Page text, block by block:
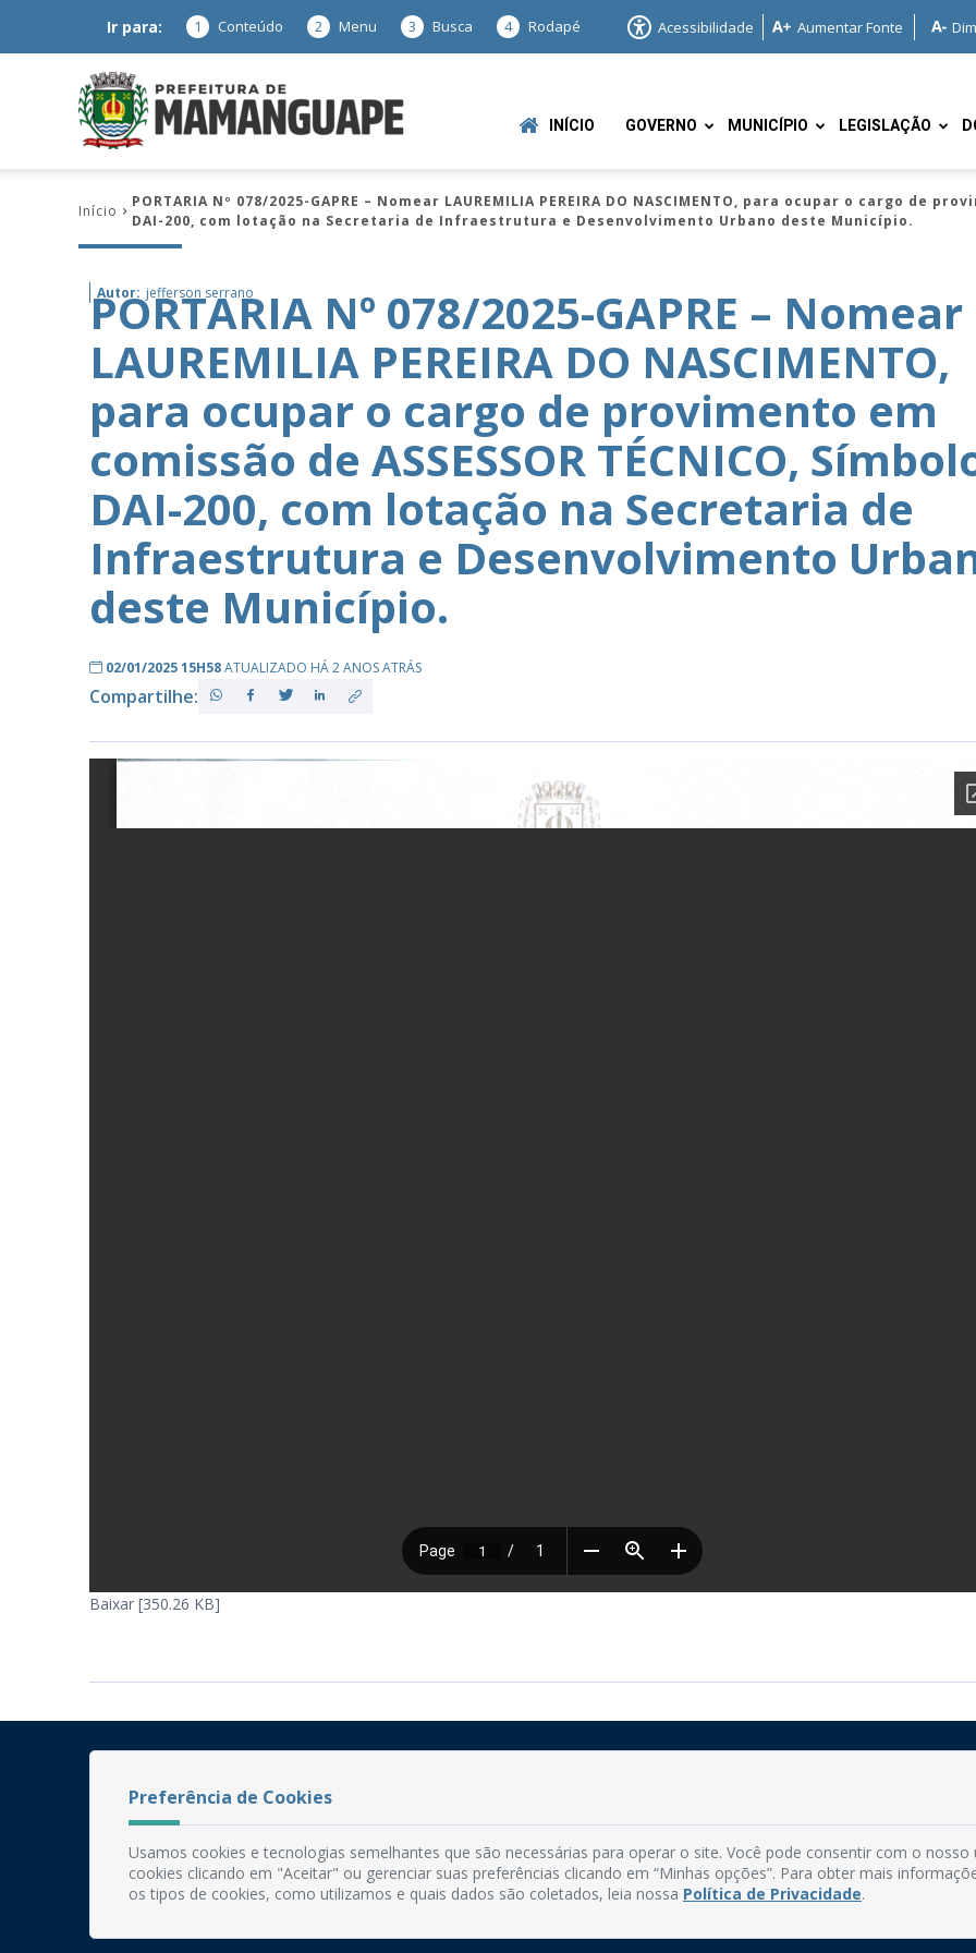
Ir para: 1 Conteúdo 2 Menu 3 Busca 4 Rodapé Acessibilidade Aumentar Fonte
de
–
PB
INÍCIO GOVERNO MUNICÍPIO LEGISLAÇÃO
Início
PORTARIA Nº 078/2025-GAPRE – Nomear LAUREMILIA PEREIRA DO NASCIMENTO, para ocupar o cargo de
DAI-200, com lotação na Secretaria de Infraestrutura e Desenvolvimento Urbano deste Município.
Autor: jefferson serrano
PORTARIA Nº 078/2025-GAPRE – Nomear
LAUREMILIA PEREIRA DO NASCIMENTO,
para ocupar o cargo de provimento em
comissão de ASSESSOR TÉCNICO,
DAI-200, com lotação na Secretaria de
Infraestrutura e Desenvolvimento
deste Município.
02/01/2025 15H58ATUALIZADO HÁ 2 ANOS ATRÁS
Compartilhe:
Baixar [350.26 KB]
Fone: (83) 3292-2246
Email: comunicacao@mamanguape.pb.gov.br
Expediente: Segunda à Sexta, das 08h às 13h
Preferência de Cookies
Usamos cookies e tecnologias semelhantes que são necessárias para operar o site. Você pode consentir com o nosso
cookies clicando em "Aceitar" ou gerenciar suas preferências clicando em “Minhas opções”. Para obter mais
os tipos de cookies, como utilizamos e quais dados são coletados, leia nossa Política de Privacidade.